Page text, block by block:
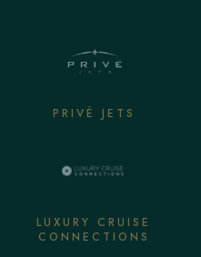
PRIVÉ JETS
LUXURY CRUISE
CONNECTIONS